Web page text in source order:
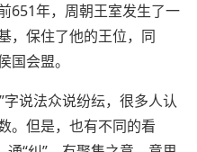
651年，周朝王室发生了一
，保住了他的王位，同
国会盟。
字说法众说纷纭，很多人认
。但是，也有不同的看